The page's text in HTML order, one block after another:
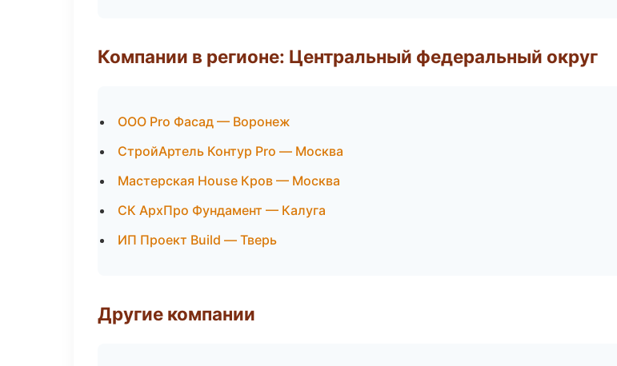
Компании в регионе: Центральный федеральный округ
ООО Pro Фасад — Воронеж
СтройАртель Контур Pro — Москва
Мастерская House Кров — Москва
СК АрхПро Фундамент — Калуга
ИП Проект Build — Тверь
Другие компании